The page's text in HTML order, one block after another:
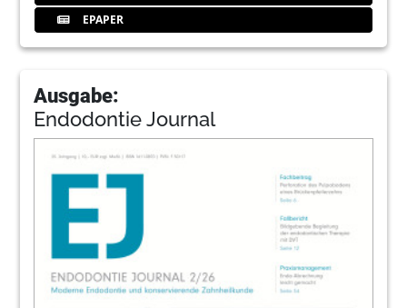
EPAPER
Ausgabe:
Endodontie Journal